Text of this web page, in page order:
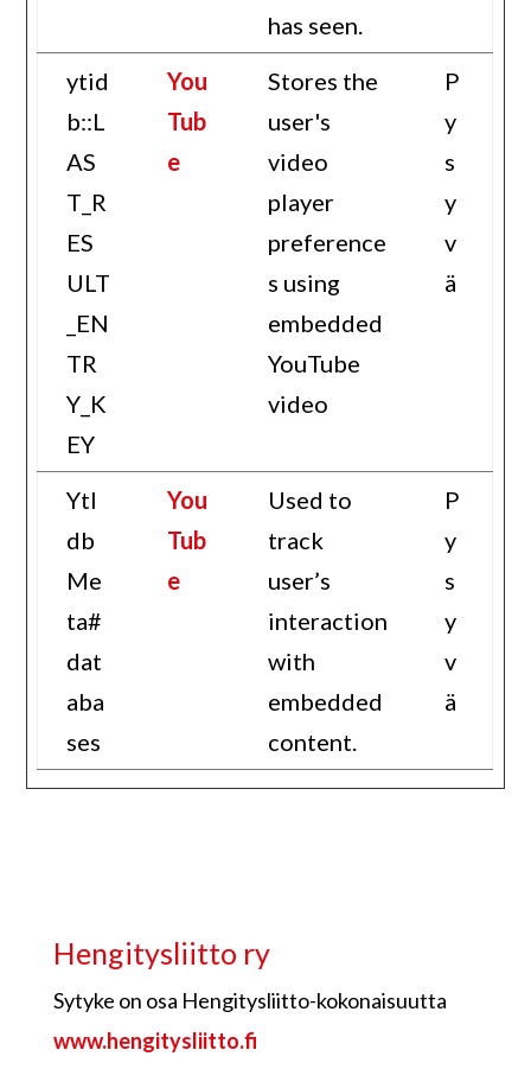
has seen.
ytid
b::L
AS
T_R
ES
ULT
_EN
TR
Y_K
EY
You
Tub
e
Stores the
user's
video
player
preference
s using
embedded
YouTube
video
P
y
s
y
v
ä
YtI
db
Me
ta#
dat
aba
ses
You
Tub
e
Used to
track
user’s
interaction
with
embedded
content.
P
y
s
y
v
ä
Hengitysliitto ry
Sytyke on osa Hengitysliitto-kokonaisuutta
www.hengitysliitto.fi